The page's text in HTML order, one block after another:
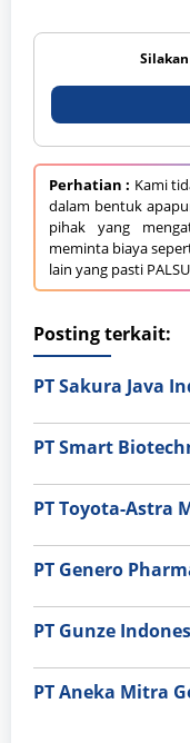
Perhatian : Kami
dalam bentuk
pihak yang
meminta biaya
lain yang pasti
Posting terkait:
PT Sakura Java
PT Smart
PT Toyota-Astra
PT Genero
PT Gunze